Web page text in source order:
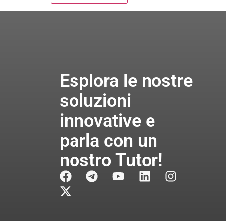
Esplora le nostre
soluzioni
innovative e
parla con un
nostro Tutor!